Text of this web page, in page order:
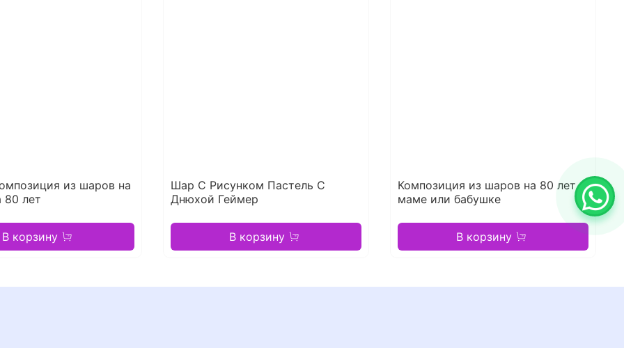
из шаров на
80 лет
В корзину
Шар С Рисунком Пастель С
Днюхой Геймер
В корзину
Композиция из шаров на 80 лет
маме или бабушке
В корзину